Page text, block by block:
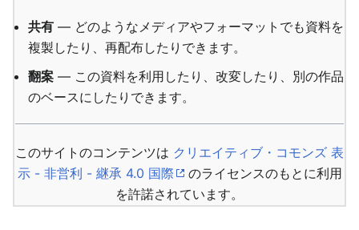
共有 — どのようなメディアやフォーマットでも資料を
複製したり、再配布したりできます。
翻案 — この資料を利用したり、改変したり、別の作品
のベースにしたりできます。
このサイトのコンテンツは クリエイティブ・コモンズ 表
示 - 非営利 - 継承 4.0 国際
のライセンスのもとに利用
を許諾されています。